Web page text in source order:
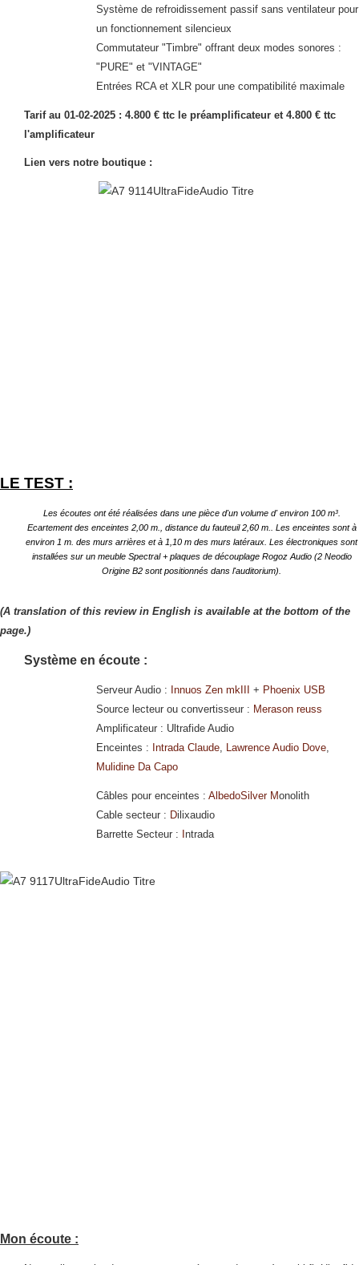
Système de refroidissement passif sans ventilateur pour
un fonctionnement silencieux
Commutateur "Timbre" offrant deux modes sonores :
"PURE" et "VINTAGE"
Entrées RCA et XLR pour une compatibilité maximale
Tarif au 01-02-2025 : 4.800 € ttc le préamplificateur et 4.800 € ttc
l'amplificateur
Lien vers notre boutique :
LE TEST :
Les écoutes ont été réalisées dans une pièce d'un volume d' environ 100 m³.
Ecartement des enceintes 2,00 m., distance du fauteuil 2,60 m.. Les enceintes sont à
environ 1 m. des murs arrières et à 1,10 m des murs latéraux. Les électroniques sont
installées sur un meuble Spectral + plaques de découplage Rogoz Audio (2 Neodio
Origine B2 sont positionnés dans l'auditorium).
(A translation of this review in English is available at the bottom of the
page.)
Système en écoute :
Serveur Audio : Innuos Zen mkIII + Phoenix USB
Source lecteur ou convertisseur : Merason reuss
Amplificateur : Ultrafide Audio
Enceintes : Intrada Claude, Lawrence Audio Dove,
Mulidine Da Capo
Câbles pour enceintes : AlbedoSilver Monolith
Cable secteur : Dilixaudio
Barrette Secteur : ntrada
Mon écoute :